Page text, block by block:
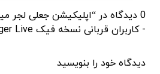
0 دیدگاه در “اپلیکیشن جعلی لجر
- کاربران قربانی نسخه فیک Ledger Live شدند”
دیدگاه خود را بنویسید